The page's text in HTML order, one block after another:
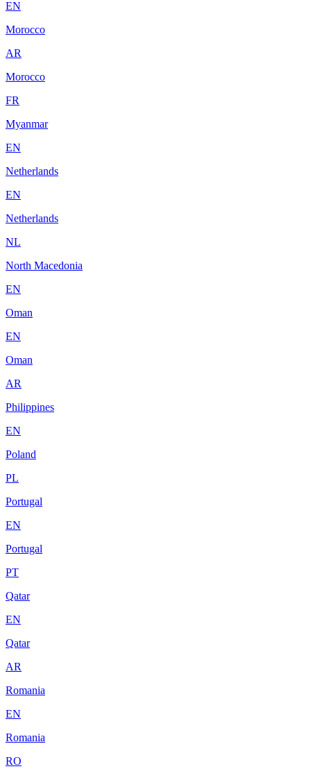
EN
Morocco
AR
Morocco
FR
Myanmar
EN
Netherlands
EN
Netherlands
NL
North Macedonia
EN
Oman
EN
Oman
AR
Philippines
EN
Poland
PL
Portugal
EN
Portugal
PT
Qatar
EN
Qatar
AR
Romania
EN
Romania
RO